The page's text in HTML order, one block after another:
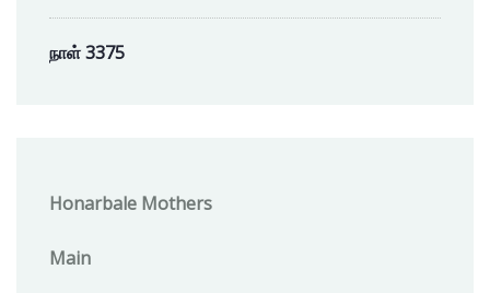
நாள் 3375
Honarbale Mothers
Main